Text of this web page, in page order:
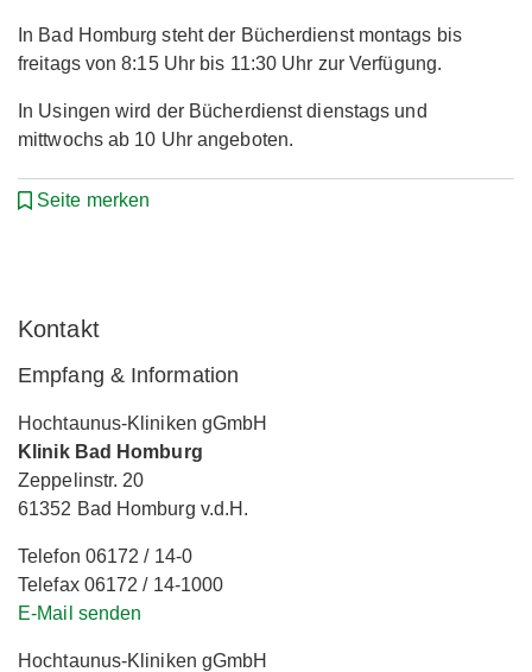
In Bad Homburg steht der Bücherdienst montags bis
freitags von 8:15 Uhr bis 11:30 Uhr zur Verfügung.
In Usingen wird der Bücherdienst dienstags und
mittwochs ab 10 Uhr angeboten.
Seite merken
Kontakt
Empfang & Information
Hochtaunus-Kliniken gGmbH
Klinik Bad Homburg
Zeppelinstr. 20
61352 Bad Homburg v.d.H.
Telefon 06172 / 14-0
Telefax 06172 / 14-1000
E-Mail senden
Hochtaunus-Kliniken gGmbH